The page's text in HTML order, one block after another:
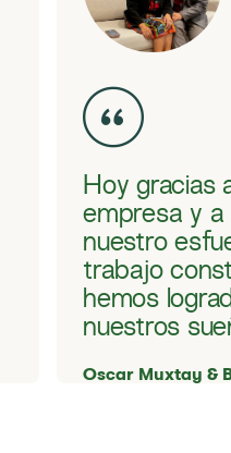
Hoy gracias
empresa y a
nuestro
trabajo
hemos
nuestros
Oscar Muxtay &